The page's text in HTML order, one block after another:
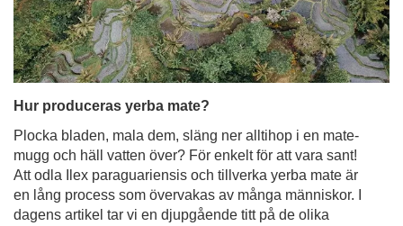
Hur produceras yerba mate?
Plocka bladen, mala dem, släng ner alltihop i en mate-
mugg och häll vatten över? För enkelt för att vara sant!
Att odla Ilex paraguariensis och tillverka yerba mate är
en lång process som övervakas av många människor. I
dagens artikel tar vi en djupgående titt på de olika